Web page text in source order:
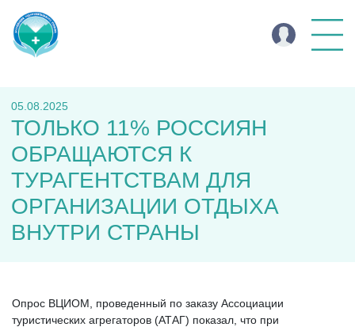
05.08.2025
ТОЛЬКО 11% РОССИЯН
ОБРАЩАЮТСЯ К
ТУРАГЕНТСТВАМ ДЛЯ
ОРГАНИЗАЦИИ ОТДЫХА
ВНУТРИ СТРАНЫ
Опрос ВЦИОМ, проведенный по заказу Ассоциации
туристических агрегаторов (АТАГ) показал, что при